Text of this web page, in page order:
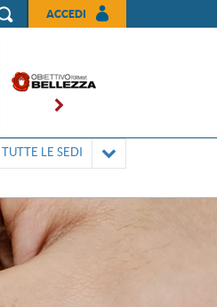
ACCEDI
TUTTE LE SEDI